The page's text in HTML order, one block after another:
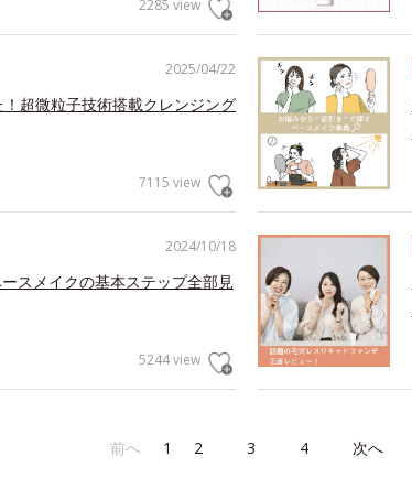
2285 view
2025/04/22
超微粒子技術搭載クレンジング
7115 view
2024/10/18
スメイクの基本ステップ全部見
5244 view
前へ 1 2 3 4 次へ